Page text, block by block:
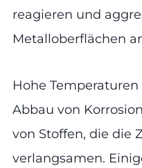
reagieren und
Metalloberflächen
Hohe
Abbau von
von Stoffen, die die
verlangsamen.